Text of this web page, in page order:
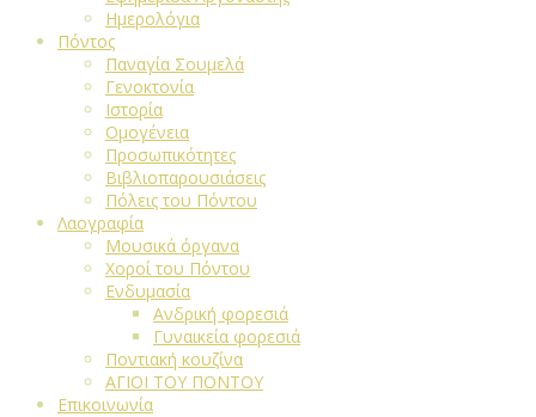
Ημερολόγια
Πόντος
Παναγία Σουμελά
Γενοκτονία
Ιστορία
Ομογένεια
Προσωπικότητες
Βιβλιοπαρουσιάσεις
Πόλεις του Πόντου
Λαογραφία
Μουσικά όργανα
Χοροί του Πόντου
Ενδυμασία
Ανδρική φορεσιά
Γυναικεία φορεσιά
Ποντιακή κουζίνα
ΑΓΙΟΙ ΤΟΥ ΠΟΝΤΟΥ
Επικοινωνία